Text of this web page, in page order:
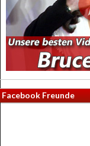
Facebook Freunde